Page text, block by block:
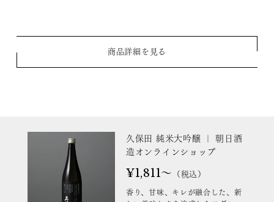
商品詳細を見る
久保田 純米大吟醸 ｜ 朝日酒
造オンラインショップ
¥1,811～ （税込）
香り、甘味、キレが融合した、新